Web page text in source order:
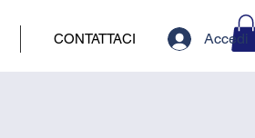
CONTATTACI Accedi